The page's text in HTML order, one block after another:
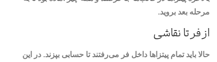
مرحله بعد بروید.
از فر تا نقاشی
حالا باید تمام پیتزاها داخل فر می‌رفتند تا حسابی بپزند. در این